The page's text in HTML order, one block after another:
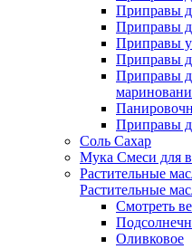
Приправы
Приправы
Приправы
Приправы
Приправы
Приправы
Соль Сахар
Мука Смеси для
Растительные
Растительные
Смотреть
Оливковое